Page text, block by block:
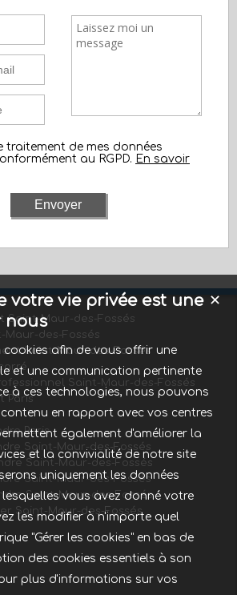
traitement de mes données
au RGPD. En savoir
Saint-Maur-des-Fossés
Maur-des-Fossés
Saint-Maur-des-Fossés
Saint-Maur-des-Fossés
Paris
Paris
Saint-Maur-des-Fossés
Saint-Maur-des-Fossés
Saint-Maur-des-Fossés
Saint-Maur-des-Fossés
Saint-Maur-des-Fossés
✕
votre vie privée est une
nous
cookies afin de vous offrir une
et une communication pertinente
à ces technologies, nous pouvons
en rapport avec vos centres
également d'améliorer la
et la convivialité de notre site
uniquement les données
vous avez donné votre
les modifier à n'importe quel
"Gérer les cookies" en bas de
des cookies essentiels à son
plus d'informations sur vos